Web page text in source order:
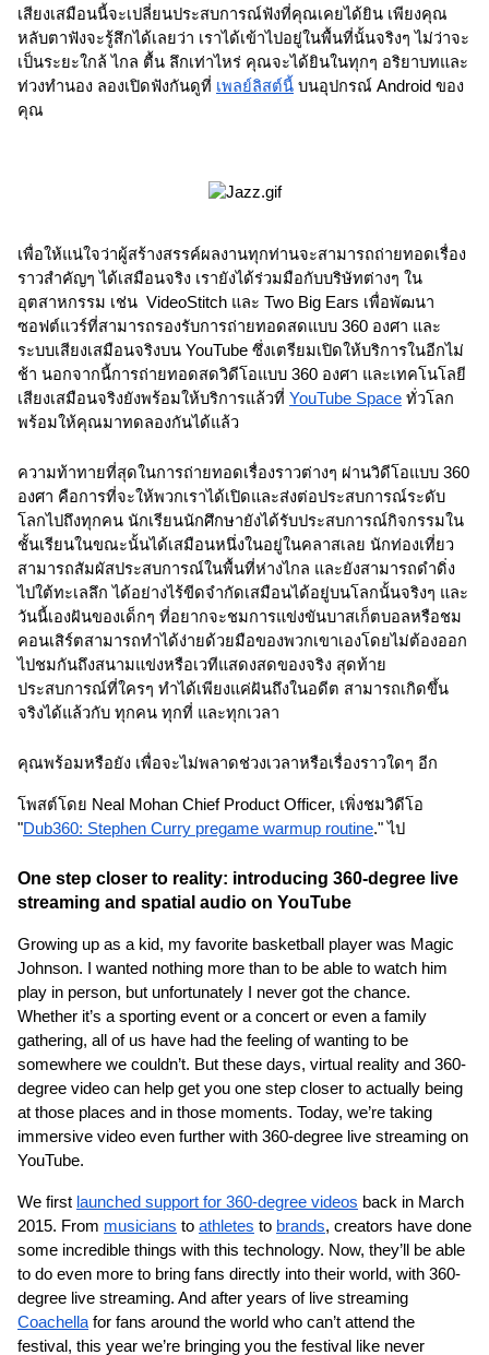
เสียงเสมือนนี้จะเปลี่ยนประสบการณ์ฟังที่คุณเคยได้ยิน เพียงคุณ
หลับตาฟังจะรู้สึกได้เลยว่า เราได้เข้าไปอยู่ในพื้นที่นั้นจริงๆ ไม่ว่าจะ
เป็นระยะใกล้ ไกล ตื้น ลึกเท่าไหร่ คุณจะได้ยินในทุกๆ อริยาบทและ
ท่วงทำนอง ลองเปิดฟังกันดูที่ เพลย์ลิสต์นี้ บนอุปกรณ์ Android ของ
คุณ
เพื่อให้แน่ใจว่าผู้สร้างสรรค์ผลงานทุกท่านจะสามารถถ่ายทอดเรื่อง
ราวสำคัญๆ ได้เสมือนจริง เรายังได้ร่วมมือกับบริษัทต่างๆ ใน
อุตสาหกรรม เช่น  VideoStitch และ Two Big Ears เพื่อพัฒนา
ซอฟต์แวร์ที่สามารถรองรับการถ่ายทอดสดแบบ 360 องศา และ
ระบบเสียงเสมือนจริงบน YouTube ซึ่งเตรียมเปิดให้บริการในอีกไม่
ช้า นอกจากนี้การถ่ายทอดสดวิดีโอแบบ 360 องศา และเทคโนโลยี
เสียงเสมือนจริงยังพร้อมให้บริการแล้วที่ YouTube Space ทั่วโลก
พร้อมให้คุณมาทดลองกันได้แล้ว
ความท้าทายที่สุดในการถ่ายทอดเรื่องราวต่างๆ ผ่านวิดีโอแบบ 360
องศา คือการที่จะให้พวกเราได้เปิดและส่งต่อประสบการณ์ระดับ
โลกไปถึงทุกคน นักเรียนนักศึกษายังได้รับประสบการณ์กิจกรรมใน
ชั้นเรียนในขณะนั้นได้เสมือนหนึ่งในอยู่ในคลาสเลย นักท่องเที่ยว
สามารถสัมผัสประสบการณ์ในพื้นที่ห่างไกล และยังสามารถดำดิ่ง
ไปใต้ทะเลลึก ได้อย่างไร้ขีดจำกัดเสมือนได้อยู่บนโลกนั้นจริงๆ และ
วันนี้เองฝันของเด็กๆ ที่อยากจะชมการแข่งขันบาสเก็ตบอลหรือชม
คอนเสิร์ตสามารถทำได้ง่ายด้วยมือของพวกเขาเองโดยไม่ต้องออก
ไปชมกันถึงสนามแข่งหรือเวทีแสดงสดของจริง สุดท้าย
ประสบการณ์ที่ใครๆ ทำได้เพียงแค่ฝันถึงในอดีต สามารถเกิดขึ้น
จริงได้แล้วกับ ทุกคน ทุกที่ และทุกเวลา
คุณพร้อมหรือยัง เพื่อจะไม่พลาดช่วงเวลาหรือเรื่องราวใดๆ อีก
โพสต์โดย Neal Mohan Chief Product Officer, เพิ่งชมวิดีโอ
"Dub360: Stephen Curry pregame warmup routine." ไป
One step closer to reality: introducing 360-degree live
streaming and spatial audio on YouTube
Growing up as a kid, my favorite basketball player was Magic
Johnson. I wanted nothing more than to be able to watch him
play in person, but unfortunately I never got the chance.
Whether it’s a sporting event or a concert or even a family
gathering, all of us have had the feeling of wanting to be
somewhere we couldn’t. But these days, virtual reality and 360-
degree video can help get you one step closer to actually being
at those places and in those moments. Today, we’re taking
immersive video even further with 360-degree live streaming on
YouTube.
We first launched support for 360-degree videos back in March
2015. From musicians to athletes to brands, creators have done
some incredible things with this technology. Now, they’ll be able
to do even more to bring fans directly into their world, with 360-
Coachella for fans around the world who can’t attend the
festival, this year we’re bringing you the festival like never